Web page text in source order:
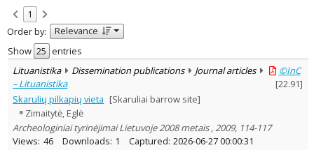
Refine
Open access
Dissemination publications
Document Type:
Journal articles 3
Subject area
Archaeology
Text language
Country of publication
Historical periods
1
Order by:
Relevance
Show
entries
Lituanistika
Dissemination publications Journal articles
©InC
– Lituanistika
[22.91]
Skarulių pilkapių vieta [Skaruliai barrow site]
Zimaitytė, Eglė
Archeologiniai tyrinėjimai Lietuvoje 2008 metais , 2009, 114-117
Views: 46 Downloads: 1 Captured: 2026-06-27 00:00:31